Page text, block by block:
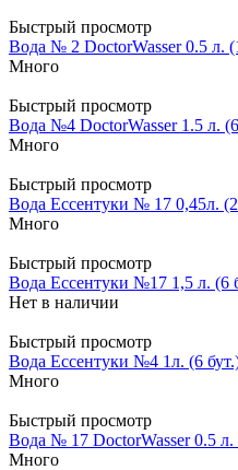
Быстрый просмотр
Вода № 2 DoctorWasser 0.5 л.
Много
Быстрый просмотр
Вода №4 DoctorWasser 1.5 л.
Много
Быстрый просмотр
Вода Ессентуки № 17 0,45л.
Много
Быстрый просмотр
Вода Ессентуки №17 1,5 л. (6
Нет в наличии
Быстрый просмотр
Вода Ессентуки №4 1л. (6
Много
Быстрый просмотр
Вода № 17 DoctorWasser 0.5 л.
Много